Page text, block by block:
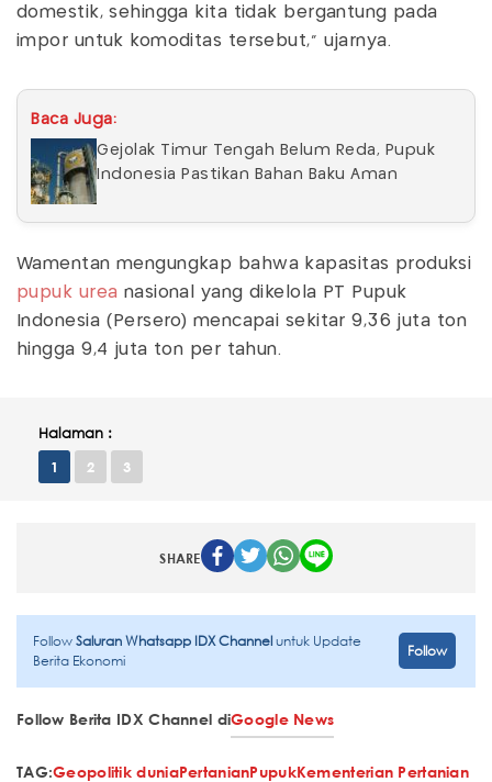
domestik, sehingga kita tidak bergantung pada
impor untuk komoditas tersebut,” ujarnya.
Baca Juga:
Gejolak Timur Tengah Belum Reda, Pupuk
Indonesia Pastikan Bahan Baku Aman
Wamentan mengungkap bahwa kapasitas produksi
pupuk urea nasional yang dikelola PT Pupuk
Indonesia (Persero) mencapai sekitar 9,36 juta ton
hingga 9,4 juta ton per tahun.
Halaman :
1 2 3
SHARE
FollowSaluran Whatsapp IDX Channeluntuk Update
Berita Ekonomi
Follow
Follow Berita IDX Channel diGoogle News
TAG:Geopolitik duniaPertanianPupukKementerian Pertanian